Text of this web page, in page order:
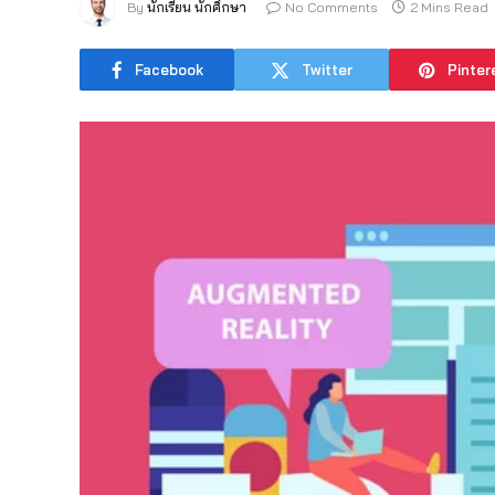
By นักเรียน นักศึกษา No Comments 2 Mins Read
Facebook Twitter